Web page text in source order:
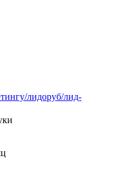
лидоруб/лид-